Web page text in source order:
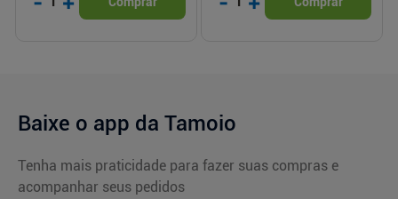
Baixe o app da Tamoio
Tenha mais praticidade para fazer suas compras e
acompanhar seus pedidos